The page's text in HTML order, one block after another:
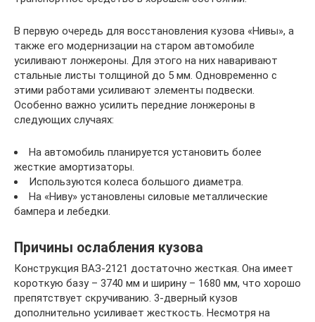
В первую очередь для восстановления кузова «Нивы», а
также его модернизации на старом автомобиле
усиливают лонжероны. Для этого на них наваривают
стальные листы толщиной до 5 мм. Одновременно с
этими работами усиливают элементы подвески.
Особенно важно усилить передние лонжероны в
следующих случаях:
На автомобиль планируется установить более
жесткие амортизаторы.
Используются колеса большого диаметра.
На «Ниву» установлены силовые металлические
бампера и лебедки.
Причины ослабления кузова
Конструкция ВАЗ-2121 достаточно жесткая. Она имеет
короткую базу – 3740 мм и ширину – 1680 мм, что хорошо
препятствует скручиванию. 3-дверный кузов
дополнительно усиливает жесткость. Несмотря на